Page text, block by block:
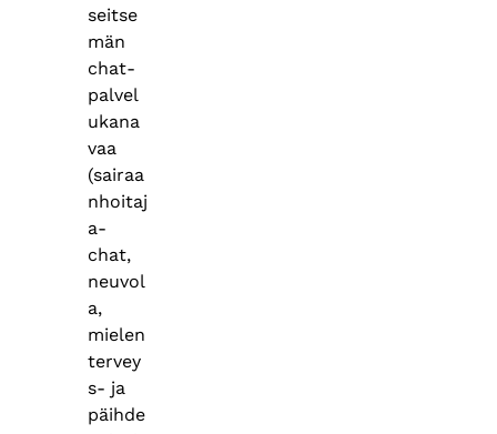
seitse
män
chat-
palvel
ukana
vaa
(sairaa
nhoitaj
a-
chat,
neuvol
a,
mielen
tervey
s- ja
päihde